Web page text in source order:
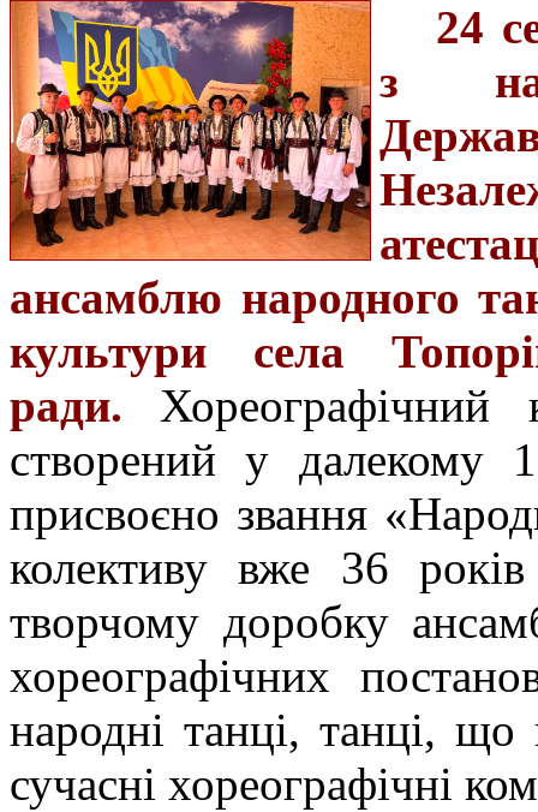
24
з
ансамблю народного
культури села
ради. Хореографічний
створений у далекому
присвоєно звання
колективу вже 36
творчому доробку
хореографічних
народні танці, танці, що
сучасні хореографічні